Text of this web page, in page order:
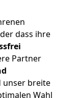
dass ihre
Partner
unser breite
Wahl